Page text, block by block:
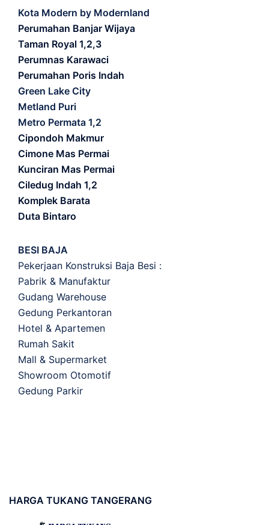
Kota Modern by Modernland
Perumahan Banjar Wijaya
Taman Royal 1,2,3
Perumnas Karawaci
Perumahan Poris Indah
Green Lake City
Metland Puri
Metro Permata 1,2
Cipondoh Makmur
Cimone Mas Permai
Kunciran Mas Permai
Ciledug Indah 1,2
Komplek Barata
Duta Bintaro
BESI BAJA
Pekerjaan Konstruksi Baja Besi :
Pabrik & Manufaktur
Gudang Warehouse
Gedung Perkantoran
Hotel & Apartemen
Rumah Sakit
Mall & Supermarket
Showroom Otomotif
Gedung Parkir
HARGA TUKANG TANGERANG